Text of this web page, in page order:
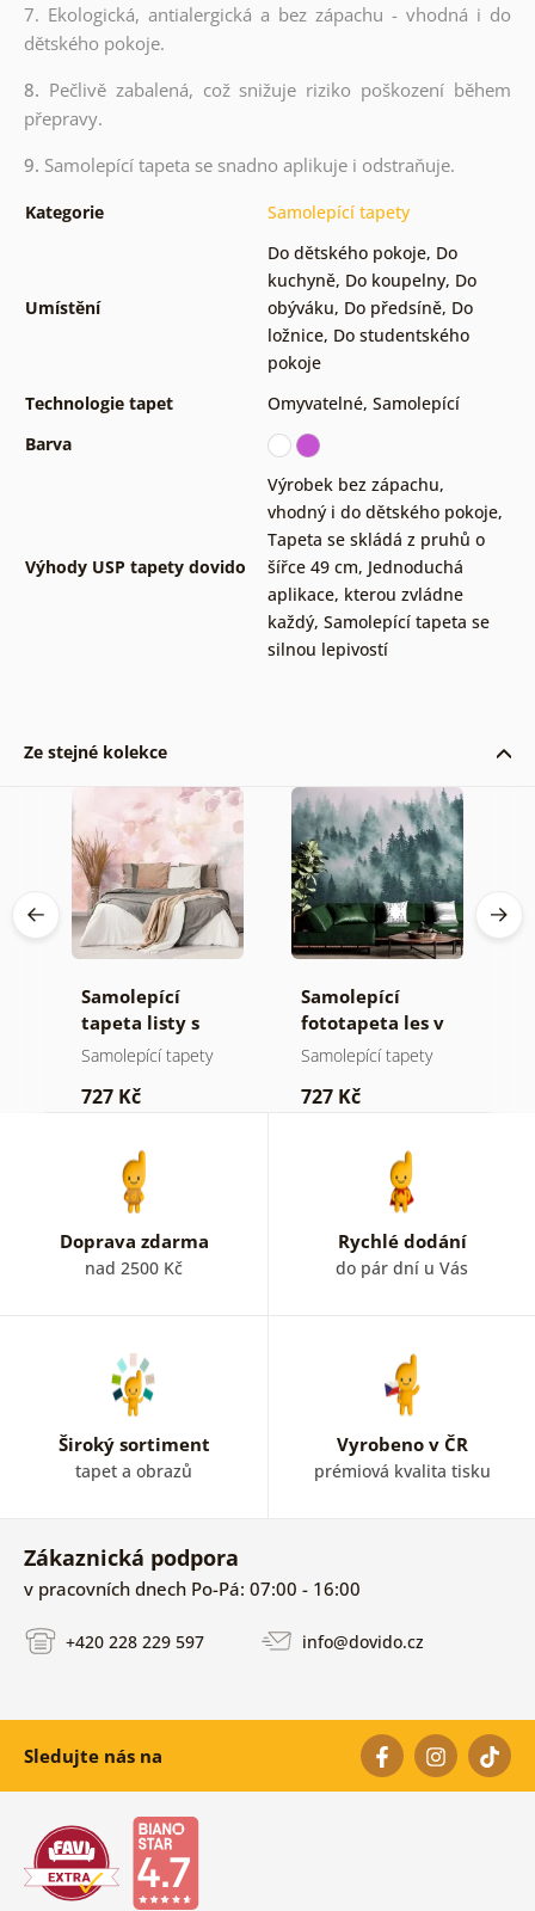
7. Ekologická, antialergická a bez zápachu - vhodná i do
dětského pokoje.
8. Pečlivě zabalená, což snižuje riziko poškození během
přepravy.
9. Samolepící tapeta se snadno aplikuje i odstraňuje.
Kategorie Samolepící tapety
Umístění
Do dětského pokoje, Do
kuchyně, Do koupelny, Do
obýváku, Do předsíně, Do
ložnice, Do studentského
pokoje
Technologie tapet
Omyvatelné, Samolepící
Barva
Výhody USP tapety dovido
Výrobek bez zápachu,
vhodný i do dětského pokoje,
Tapeta se skládá z pruhů o
šířce 49 cm, Jednoduchá
aplikace, kterou zvládne
každý, Samolepící tapeta se
silnou lepivostí
Ze stejné kolekce
Samolepící
tapeta listy s
pastelovým
Samolepící tapety
727 Kč
Samolepící
fototapeta les v
mlze
Samolepící tapety
727 Kč
Doprava zdarma
nad 2500 Kč
Rychlé dodání
do pár dní u Vás
Široký sortiment
tapet a obrazů
Vyrobeno v ČR
prémiová kvalita tisku
Zákaznická podpora
v pracovních dnech Po-Pá: 07:00 - 16:00
+420 228 229 597 info@dovido.cz
Sledujte nás na